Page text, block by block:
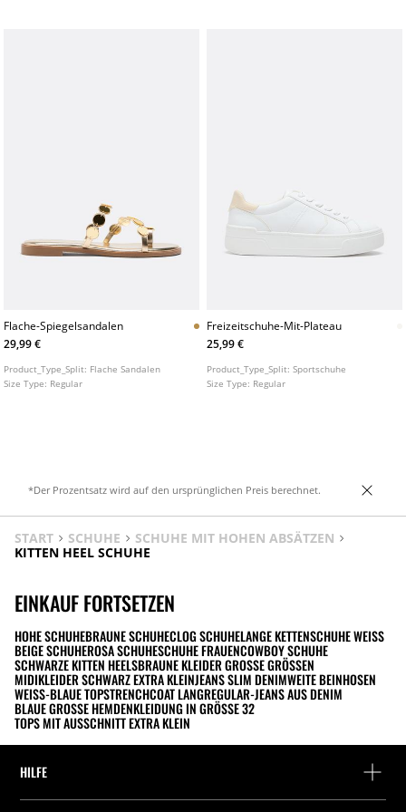
Flache-Spiegelsandalen
29,99 €
Product_Type_Split: Flache Sandalen
Size Type: Regular
Freizeitschuhe-Mit-Plateau
25,99 €
Product_Type_Split:Sportschuhe
Size Type: Regular
*Der Prozentsatz wird auf den ursprünglichen Preis berechnet.
START SCHUHE
SCHUHE MIT HOHEN ABSÄTZEN
KITTEN HEEL SCHUHE
EINKAUF FORTSETZEN
HOHE SCHUHEBRAUNE SCHUHECLOG SCHUHELANGE KETTENSCHUHE WEISS
BEIGE SCHUHEROSA SCHUHESCHUHE FRAUENCOWBOY SCHUHE
SCHWARZE KITTEN HEELSBRAUNE KLEIDER GROSSE GRÖSSEN
MIDIKLEIDER SCHWARZ EXTRA KLEINJEANS SLIM DENIMWEITE BEINHOSEN
WEISS-BLAUE TOPS TRENCHCOAT LANGREGULAR-JEANS AUS DENIM
BLAUE GROSSE HEMDEN KLEIDUNG IN GRÖSSE 32
TOPS MIT AUSSCHNITT EXTRA KLEIN
HILFE